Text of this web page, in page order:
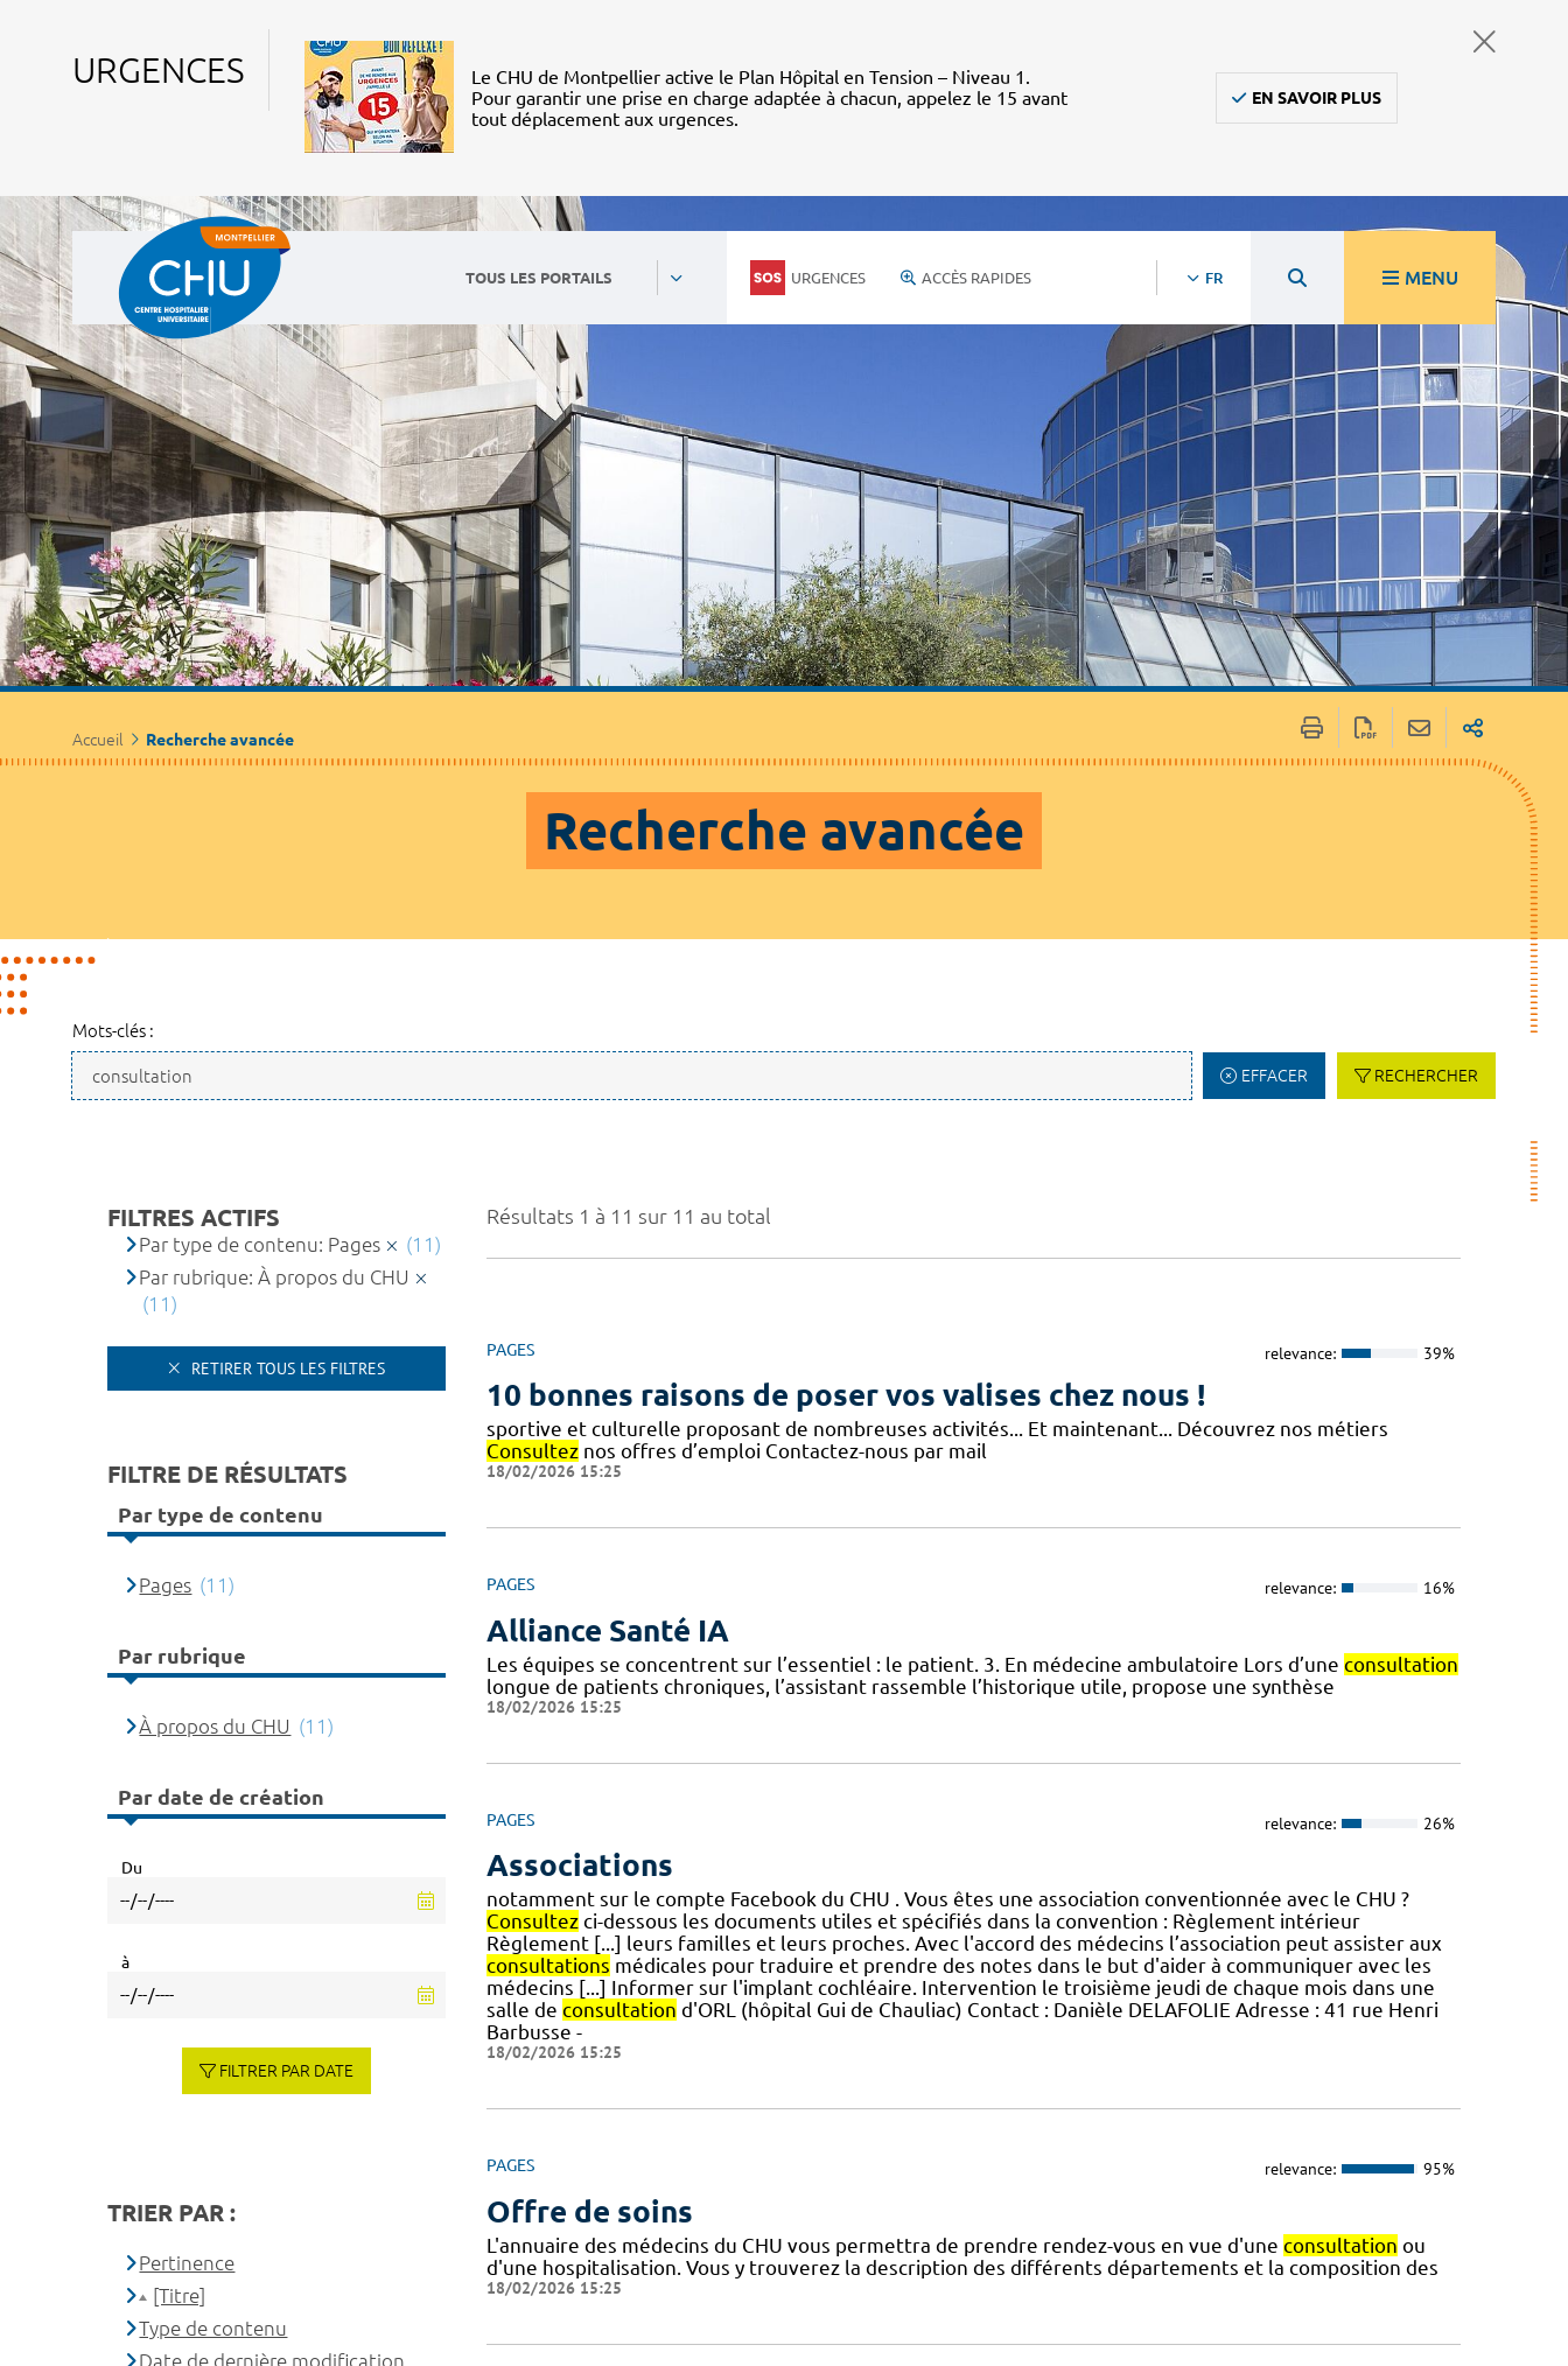
URGENCES
Le CHU de Montpellier active le Plan Hôpital en Tension – Niveau 1.
Pour garantir une prise en charge adaptée à chacun, appelez le 15 avant
tout déplacement aux urgences.
EN SAVOIR PLUS
TOUS LES PORTAILS URGENCES ACCÈS RAPIDES FR MENU
Accueil Recherche avancée
Recherche avancée
Mots-clés :
EFFACER RECHERCHER
Résultats 1 à 11 sur 11 au total
PAGES relevance: 39%
10 bonnes raisons de poser vos valises chez nous !
sportive et culturelle proposant de nombreuses activités... Et maintenant... Découvrez nos métiers
Consulteznos offres d’emploi Contactez-nous par mail
18/02/2026 15:25
PAGES relevance: 16%
Alliance Santé IA
Les équipes se concentrent sur l’essentiel : le patient. 3. En médecine ambulatoire Lors d’une consultation
longue de patients chroniques, l’assistant rassemble l’historique utile, propose une synthèse
18/02/2026 15:25
PAGES relevance: 26%
Associations
notamment sur le compte Facebook du CHU . Vous êtes une association conventionnée avec le CHU ?
Consultezci-dessous les documents utiles et spécifiés dans la convention : Règlement intérieur
Règlement [...] leurs familles et leurs proches. Avec l'accord des médecins l’association peut assister aux
consultations médicales pour traduire et prendre des notes dans le but d'aider à communiquer avec les
médecins [...] Informer sur l'implant cochléaire. Intervention le troisième jeudi de chaque mois dans une
salle de consultation d'ORL (hôpital Gui de Chauliac) Contact : Danièle DELAFOLIE Adresse : 41 rue Henri
Barbusse -
18/02/2026 15:25
PAGES relevance: 95%
Offre de soins
L'annuaire des médecins du CHU vous permettra de prendre rendez-vous en vue d'une consultation ou
d'une hospitalisation. Vous y trouverez la description des différents départements et la composition des
18/02/2026 15:25
FILTRES ACTIFS
Par type de contenu: Pages
(11)
Par rubrique: À propos du CHU
(11)
RETIRER TOUS LES FILTRES
FILTRE DE RÉSULTATS
Par type de contenu
Pages (11)
Par rubrique
À propos du CHU (11)
Par date de création
Du
à
FILTRER PAR DATE
TRIER PAR :
Pertinence
[Titre]
Type de contenu
Date de dernière modification